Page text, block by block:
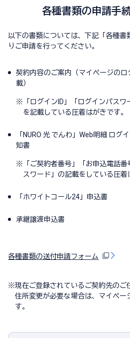
各種書類の申請手
以下の書類については、下記「各種書
りご申請を行ってください。
契約内容のご案内（マイページのロ
載）
※ 「ログインID」「ログインパス
を記載している圧着はがきです。
「NURO 光 でんわ」Web明細 ログ
知書
※ 「ご契約者番号」「お申込電話
スワード」の記載をしている圧着
「ホワイトコール24」申込書
承継譲渡申込書
各種書類の送付申請フォーム
※現在ご登録されているご契約先のご
住所変更が必要な場合は、マイペー
す。